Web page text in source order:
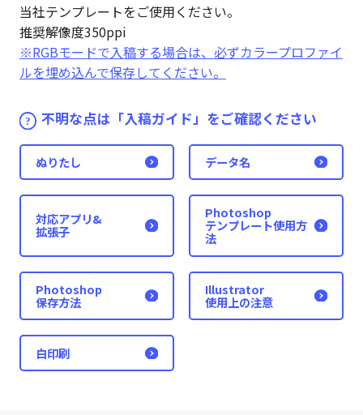
当社テンプレートをご使用ください。
推奨解像度350ppi
※RGBモードで入稿する場合は、必ずカラープロファイ
ルを埋め込んで保存してください。
不明な点は「入稿ガイド」をご確認ください
ぬりたし データ名
対応アプリ&
拡張子
Photoshop
テンプレート使用方
法
Photoshop
保存方法
Illustrator
使用上の注意
白印刷